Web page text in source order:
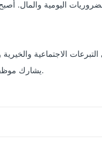
اليومية والمال. أصبح
يشارك موظفونا بنشاط في بعض الأعمال التطوعية في كل مكان نعمل فيه.